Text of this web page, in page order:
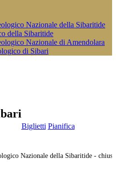
Nazionale della Sibaritide
della Sibaritide
Nazionale di Amendolara
di Sibari
Biglietti Pianifica
Nazionale della Sibaritide -